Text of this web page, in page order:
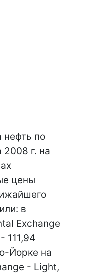
нефть по
2008 г. на
цены
в
Exchange
111,94
Йорке на
- Light,